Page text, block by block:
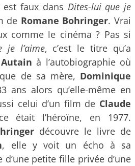
faux dans Dites-lui que je
de Romane Bohringer. Vrai
comme le cinéma ? Pas si
je l’aime, c’est le titre qu’a
à l’autobiographie où
de sa mère, Dominique
ans alors qu’elle-même en
celui d’un film de Claude
était l’héroïne, en 1977.
découvre le livre de
, elle y voit un écho à sa
petite fille privée d’une